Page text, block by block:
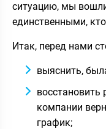
ситуацию, мы
единственными,
Итак, перед нами
выяснить,
восстановить
компании
график;